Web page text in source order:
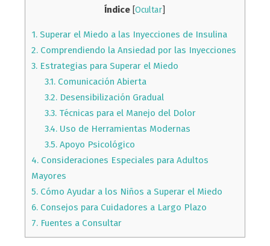
Índice [Ocultar]
1.Superar el Miedo a las Inyecciones de Insulina
2.Comprendiendo la Ansiedad por las Inyecciones
3.Estrategias para Superar el Miedo
3.1. Comunicación Abierta
3.2. Desensibilización Gradual
3.3. Técnicas para el Manejo del Dolor
3.4. Uso de Herramientas Modernas
3.5. Apoyo Psicológico
4.Consideraciones Especiales para Adultos
Mayores
5.Cómo Ayudar a los Niños a Superar el Miedo
6.Consejos para Cuidadores a Largo Plazo
7.Fuentes a Consultar